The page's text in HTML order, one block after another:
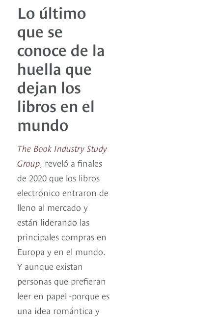
Lo último
que se
conoce de la
huella que
dejan los
libros en el
mundo
The Book Industry Study
Group, reveló a finales
de 2020 que los libros
electrónico entraron de
lleno al mercado y
están liderando las
principales compras en
Europa y en el mundo.
Y aunque existan
personas que prefieran
leer en papel -porque es
una idea romántica y